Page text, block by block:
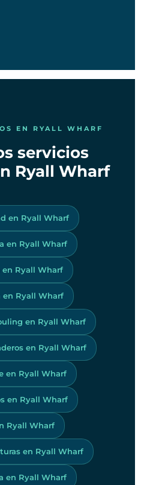
EN RYALL WHARF
servicios
Ryall Wharf
en Ryall Wharf
en Ryall Wharf
en Ryall Wharf
en Ryall Wharf
en Ryall Wharf
en Ryall Wharf
en Ryall Wharf
en Ryall Wharf
Ryall Wharf
en Ryall Wharf
en Ryall Wharf